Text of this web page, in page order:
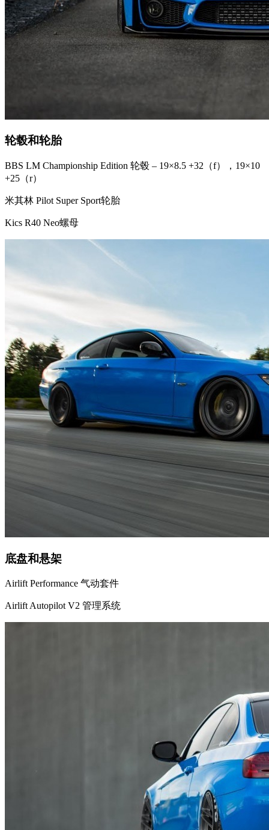
轮毂和轮胎
BBS LM Championship Edition 轮毂 – 19×8.5 +32（f），19×10
+25（r）
米其林 Pilot Super Sport轮胎
Kics R40 Neo螺母
底盘和悬架
Airlift Performance 气动套件
Airlift Autopilot V2 管理系统